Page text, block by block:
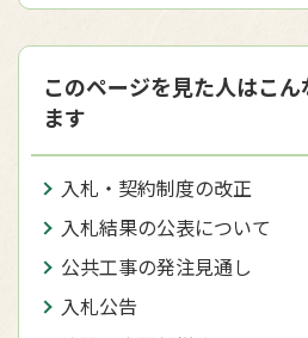
このページを見た人はこ
ます
入札・契約制度の改正
入札結果の公表について
公共工事の発注見通し
入札公告